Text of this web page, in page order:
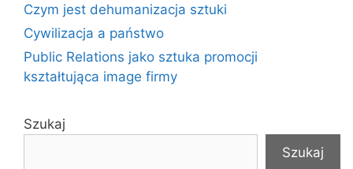
Czym jest dehumanizacja sztuki
Cywilizacja a państwo
Public Relations jako sztuka promocji
kształtująca image firmy
Szukaj
Szukaj